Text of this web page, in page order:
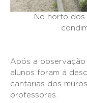
No horto dos
Após a
alunos foram á
cantarias dos
professores.